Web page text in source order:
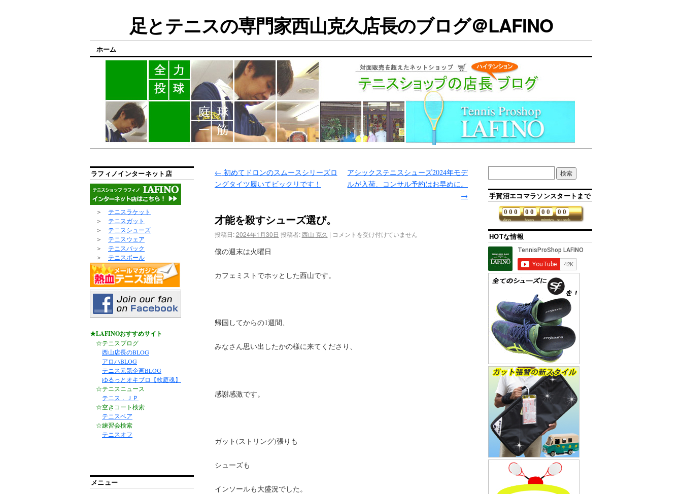
足とテニスの専門家西山克久店長のブログ＠LAFINO
ホーム
← 初めてドロンのスムースシリーズロ
ングタイツ履いてビックリです！
アシックステニスシューズ2024年モデ
ルが入荷、コンサル予約はお早めに。
→
才能を殺すシューズ選び。
投稿日: 2024年1月30日 投稿者: 西山 克久 | コメントを受け付けていません
僕の週末は火曜日
カフェミストでホッとした西山です。
帰国してからの1週間、
みなさん思い出したかの様に来てくださり、
感謝感激です。
ガット(ストリング)張りも
シューズも
インソールも大盛況でした。
ラフィノインターネット店
＞ テニスラケット
＞ テニスガット
＞ テニスシューズ
＞ テニスウェア
＞ テニスバック
＞ テニスボール
★LAFINOおすすめサイト
☆テニスブログ
西山店長のBLOG
アロハBLOG
テニス元気企画BLOG
ゆるっとオキブロ【軟庭魂】
☆テニスニュース
テニス．ＪＰ
☆空きコート検索
テニスベア
☆練習会検索
テニスオフ
メニュー
手賀沼エコマラソンスタートまで
days
0 0 0
hours
0 0
minutes
0 0
seconds
0 0
HOTな情報